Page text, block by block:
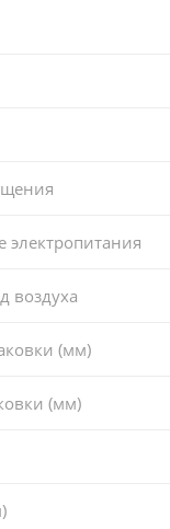
электропитания
воздуха
(мм)
(мм)